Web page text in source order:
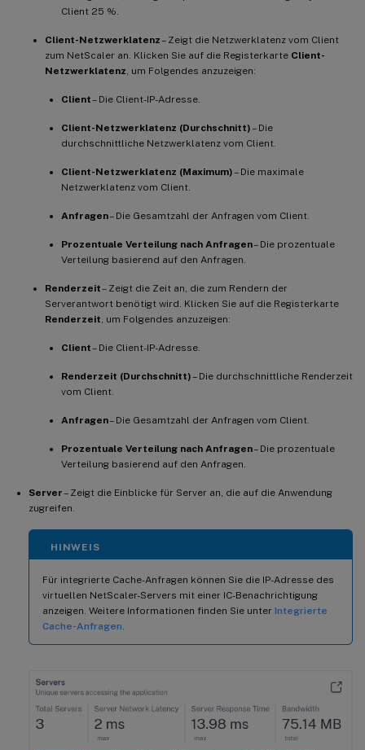
Client 25 %.
Client-Netzwerklatenz– Zeigt die Netzwerklatenz vom Client
zum NetScaler an. Klicken Sie auf die Registerkarte Client-
Netzwerklatenz, um Folgendes anzuzeigen:
Client– Die Client-IP-Adresse.
Client-Netzwerklatenz (Durchschnitt)– Die
durchschnittliche Netzwerklatenz vom Client.
Client-Netzwerklatenz (Maximum)– Die maximale
Netzwerklatenz vom Client.
Anfragen– Die Gesamtzahl der Anfragen vom Client.
Prozentuale Verteilung nach Anfragen– Die prozentuale
Verteilung basierend auf den Anfragen.
Renderzeit– Zeigt die Zeit an, die zum Rendern der
Serverantwort benötigt wird. Klicken Sie auf die Registerkarte
Renderzeit, um Folgendes anzuzeigen:
Client– Die Client-IP-Adresse.
Renderzeit (Durchschnitt)– Die durchschnittliche Renderzeit
vom Client.
Anfragen– Die Gesamtzahl der Anfragen vom Client.
Prozentuale Verteilung nach Anfragen– Die prozentuale
Verteilung basierend auf den Anfragen.
Server– Zeigt die Einblicke für Server an, die auf die Anwendung
zugreifen.
HINWEIS
Für integrierte Cache-Anfragen können Sie die IP-Adresse des
virtuellen NetScaler-Servers mit einer IC-Benachrichtigung
anzeigen. Weitere Informationen finden Sie unter Integrierte
Cache-Anfragen.